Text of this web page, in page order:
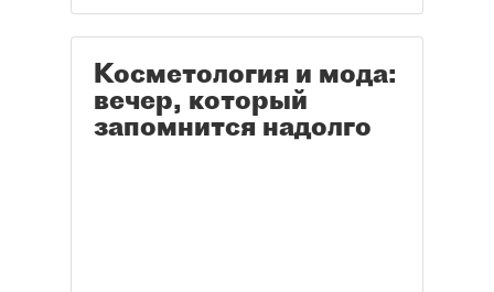
Косметология и мода:
вечер, который
запомнится надолго